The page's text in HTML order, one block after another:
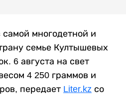
многодетной и
семье Култышевых
6 августа на свет
4 250 граммов и
передает Liter.kz со